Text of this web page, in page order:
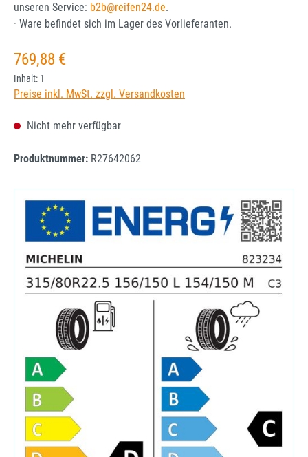
unseren Service: b2b@reifen24.de.
· Ware befindet sich im Lager des Vorlieferanten.
Regulärer Preis:
769,88 €
Inhalt: 1
Preise inkl. MwSt. zzgl. Versandkosten
Nicht mehr verfügbar
Produktnummer: R27642062